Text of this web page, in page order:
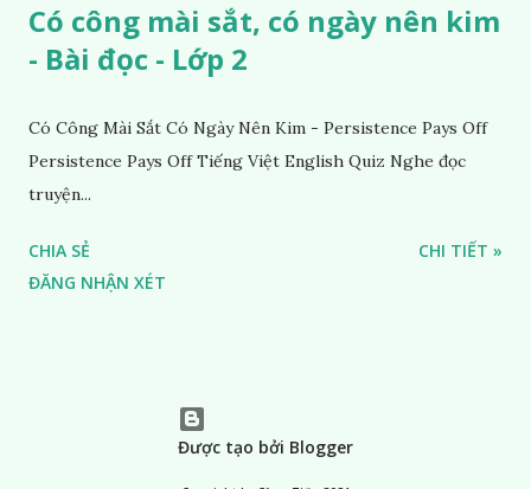
Có công mài sắt, có ngày nên kim
- Bài đọc - Lớp 2
Có Công Mài Sắt Có Ngày Nên Kim - Persistence Pays Off
Persistence Pays Off Tiếng Việt English Quiz Nghe đọc
truyện...
CHIA SẺ
ĐĂNG NHẬN XÉT
CHI TIẾT »
Được tạo bởi Blogger